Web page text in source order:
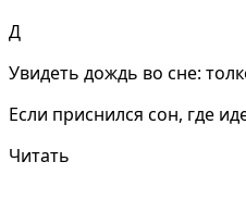
Д
Увидеть дождь во сне:
Если приснился сон, где
Читать